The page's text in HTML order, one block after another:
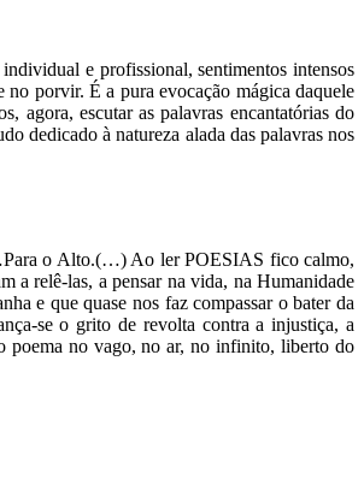
e profissional, sentimentos intensos
no porvir. É a pura evocação mágica daquele
agora, escutar as palavras encantatórias do
dedicado à natureza alada das palavras nos
o Alto.(…) Ao ler POESIAS fico calmo,
a relê-las, a pensar na vida, na Humanidade
e que quase nos faz compassar o bater da
se o grito de revolta contra a injustiça, a
poema no vago, no ar, no infinito, liberto do